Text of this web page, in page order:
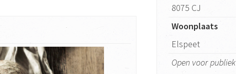
8075 CJ
Woonplaats
Elspeet
Open voor publiek